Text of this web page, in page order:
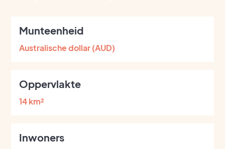
Munteenheid
Australische dollar (AUD)
Oppervlakte
14 km²
Inwoners